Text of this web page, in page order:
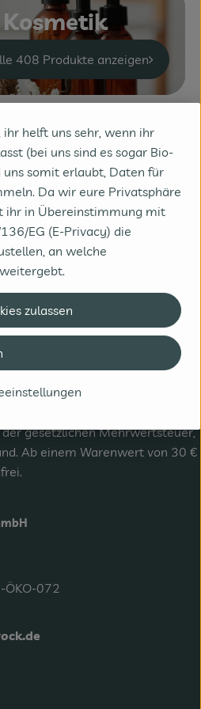
408 Produkte anzeigen
Alle 85 Produkte anzeigen
der gesetzlichen Mehrwertsteuer,
Ab einem Warenwert von 30 €
ÖKO-072
ihr helft uns sehr, wenn ihr
(bei uns sind es sogar Bio-
uns somit erlaubt, Daten für
Da wir eure Privatsphäre
ihr in Übereinstimmung mit
EG (E-Privacy) die
an welche
zulassen